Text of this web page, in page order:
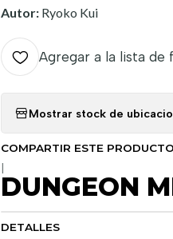
Autor: Ryoko Kui
Agregar a la lista de
Mostrar stock de
COMPARTIR ESTE PRODUCTO
DUNGEON
DETALLES